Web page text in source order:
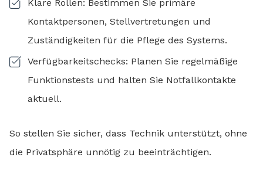
Klare Rollen: Bestimmen Sie primäre
Kontaktpersonen, Stellvertretungen und
Zuständigkeiten für die Pflege des Systems.
Verfügbarkeitschecks: Planen Sie regelmäßige
Funktionstests und halten Sie Notfallkontakte
aktuell.
So stellen Sie sicher, dass Technik unterstützt, ohne
die Privatsphäre unnötig zu beeinträchtigen.